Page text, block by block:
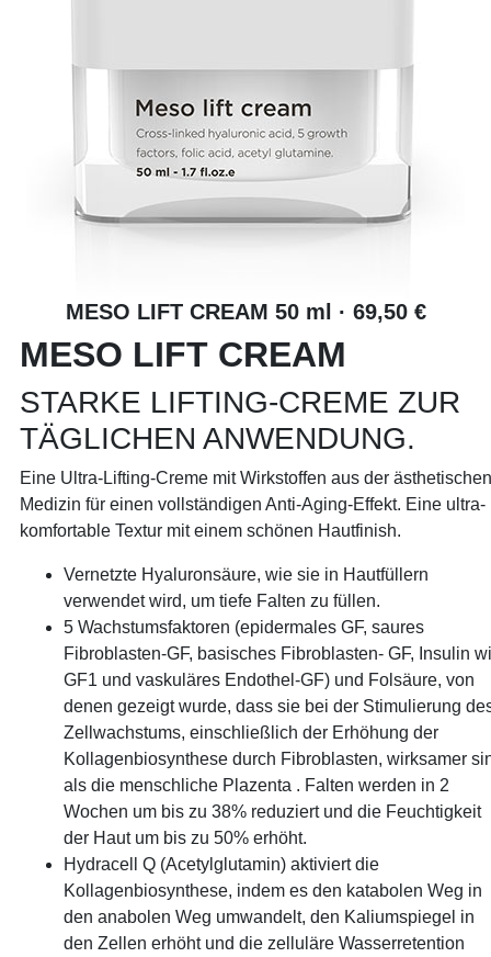
MESO LIFT CREAM 50 ml · 69,50 €
MESO LIFT CREAM
STARKE LIFTING-CREME ZUR
TÄGLICHEN ANWENDUNG.
Eine Ultra-Lifting-Creme mit Wirkstoffen aus der ästhetischen
Medizin für einen vollständigen Anti-Aging-Effekt. Eine ultra-
komfortable Textur mit einem schönen Hautfinish.
Vernetzte Hyaluronsäure, wie sie in Hautfüllern
verwendet wird, um tiefe Falten zu füllen.
5 Wachstumsfaktoren (epidermales GF, saures
Fibroblasten-GF, basisches Fibroblasten- GF, Insulin
GF1 und vaskuläres Endothel-GF) und Folsäure, von
denen gezeigt wurde, dass sie bei der Stimulierung
Zellwachstums, einschließlich der Erhöhung der
Kollagenbiosynthese durch Fibroblasten, wirksamer
als die menschliche Plazenta . Falten werden in 2
Wochen um bis zu 38% reduziert und die Feuchtigkeit
der Haut um bis zu 50% erhöht.
Hydracell Q (Acetylglutamin) aktiviert die
Kollagenbiosynthese, indem es den katabolen Weg in
den anabolen Weg umwandelt, den Kaliumspiegel in
den Zellen erhöht und die zelluläre Wasserretention